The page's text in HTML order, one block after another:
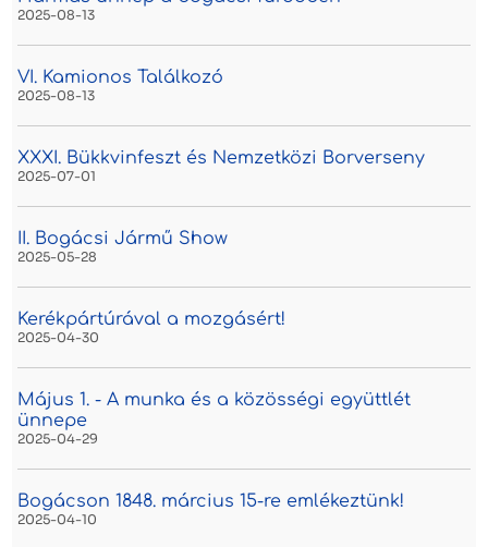
2025-08-13
VI. Kamionos Találkozó
2025-08-13
XXXI. Bükkvinfeszt és Nemzetközi Borverseny
2025-07-01
II. Bogácsi Jármű Show
2025-05-28
Kerékpártúrával a mozgásért!
2025-04-30
Május 1. - A munka és a közösségi együttlét
ünnepe
2025-04-29
Bogácson 1848. március 15-re emlékeztünk!
2025-04-10